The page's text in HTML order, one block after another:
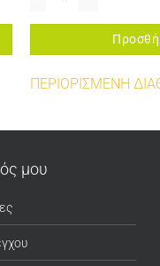
ΠΕΡΙΟΡΙΣΜΕΝΗ
μου